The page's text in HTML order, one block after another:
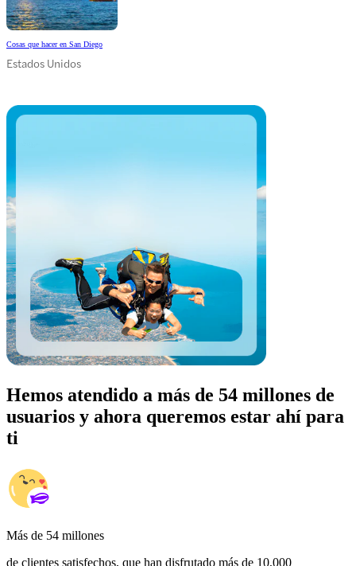
Cosas que hacer en San Diego
Estados Unidos
Hemos atendido a más de 54 millones de
usuarios y ahora queremos estar ahí para
ti
Más de 54 millones
de clientes satisfechos, que han disfrutado más de 10,000